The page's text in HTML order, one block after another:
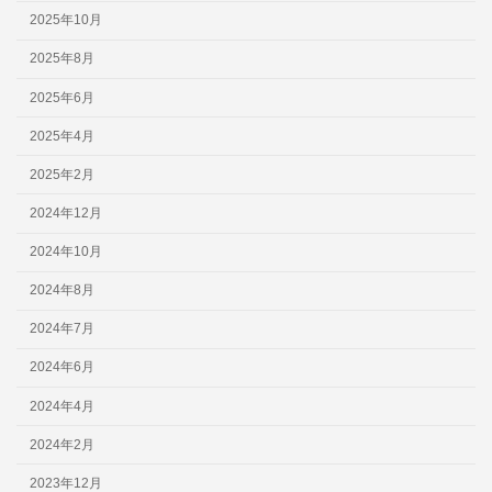
2025年10月
2025年8月
2025年6月
2025年4月
2025年2月
2024年12月
2024年10月
2024年8月
2024年7月
2024年6月
2024年4月
2024年2月
2023年12月